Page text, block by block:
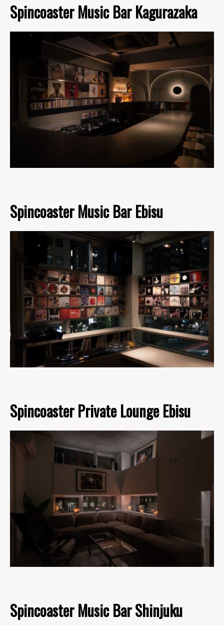
Spincoaster Music Bar Kagurazaka
Spincoaster Music Bar Ebisu
Spincoaster Private Lounge Ebisu
Spincoaster Music Bar Shinjuku